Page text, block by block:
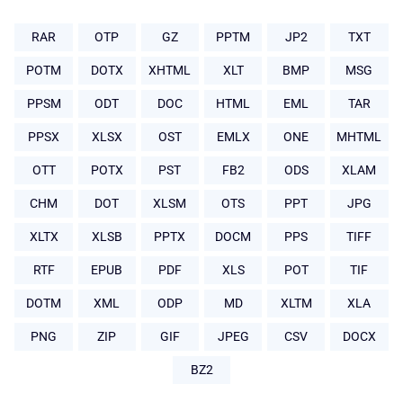
RAR OTP GZ PPTM JP2 TXT
POTM DOTX XHTML XLT BMP MSG
PPSM ODT DOC HTML EML TAR
PPSX XLSX OST EMLX ONE MHTML
OTT POTX PST FB2 ODS XLAM
CHM DOT XLSM OTS PPT JPG
XLTX XLSB PPTX DOCM PPS TIFF
RTF EPUB PDF XLS POT TIF
DOTM XML ODP MD XLTM XLA
PNG ZIP GIF JPEG CSV DOCX
BZ2